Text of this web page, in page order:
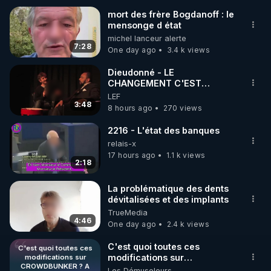
🌱 INSTAGRAM
https://www.instagram.com/rdlr_thierrycasasnovas/
http://rgnr.li/instagram
🌱 LA NEWSLETTER
Pour ne pas rater l’actualité RGNR (stages,
http://rgnr.li/news
🌱 VIDÉOS NON CENSURÉES SUR ODYSEE
Toutes les vidéos Youtube sont aussi sur la
http://rgnr.li/odysee
🌱 LES STAGES EN PRÉSENTIEL
7:28
mort des frère Bogdanoff : le
mensonge d état
michel lanceur alerte
One day ago
3.4 k views
3:48
Dieudonné - LE
CHANGEMENT C'EST
MAINTENANT
LEF
8 hours ago
270 views
2:18
2216 - L'état des banques
relais-x
17 hours ago
1.1 k views
4:46
La problématique des dents
dévitalisées et des implants
TrueMedia
One day ago
2.4 k views
C'est quoi toutes ces
modifications sur
CROWDBUNKER ? A
C'est quoi toutes ces
modifications sur
CROWDBUNKER ? A peine